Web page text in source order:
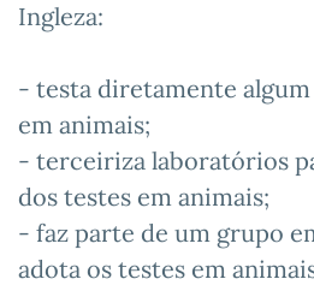
Ingleza:
- testa diretamente
em animais;
- terceiriza laboratórios
dos testes em animais;
- faz parte de um grupo
adota os testes em